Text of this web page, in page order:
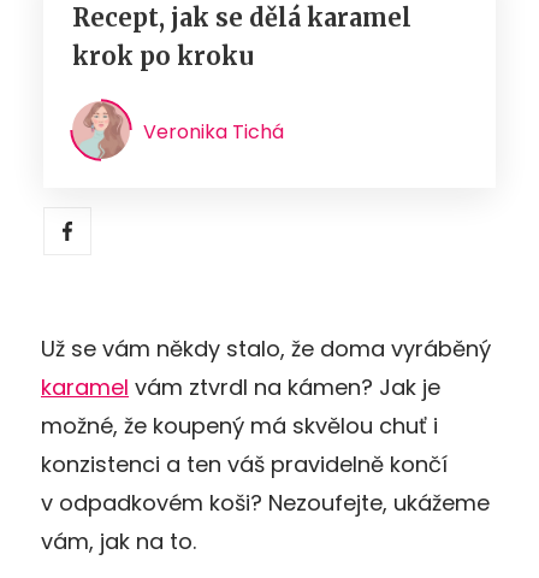
Recept, jak se dělá karamel
krok po kroku
Veronika Tichá
Už se vám někdy stalo, že doma vyráběný
karamel vám ztvrdl na kámen? Jak je
možné, že koupený má skvělou chuť i
konzistenci a ten váš pravidelně končí
v odpadkovém koši? Nezoufejte, ukážeme
vám, jak na to.